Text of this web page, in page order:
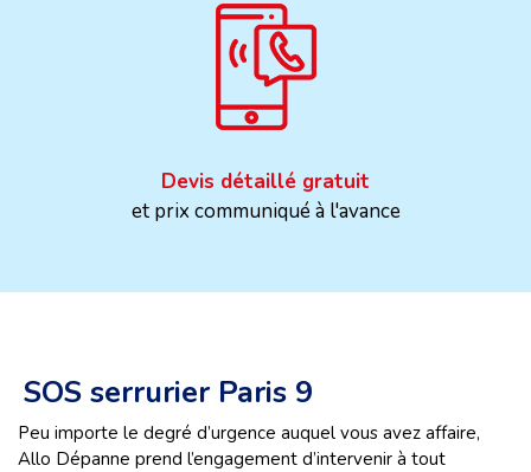
Devis détaillé gratuit
et prix communiqué à l'avance
SOS serrurier Paris 9
Peu importe le degré d’urgence auquel vous avez affaire,
Allo Dépanne prend l’engagement d’intervenir à tout